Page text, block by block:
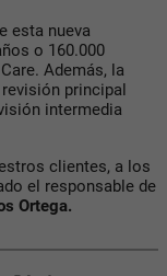
esta nueva
o 160.000
Además, la
principal
intermedia
clientes, a los
el responsable de
Ortega.